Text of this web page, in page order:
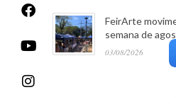
FeirArte
semana de
03/08/2026